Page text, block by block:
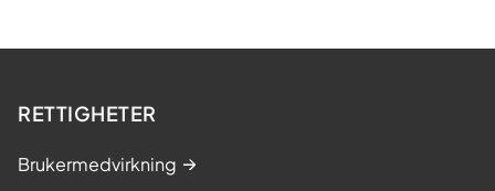
RETTIGHETER
Brukermedvirkning